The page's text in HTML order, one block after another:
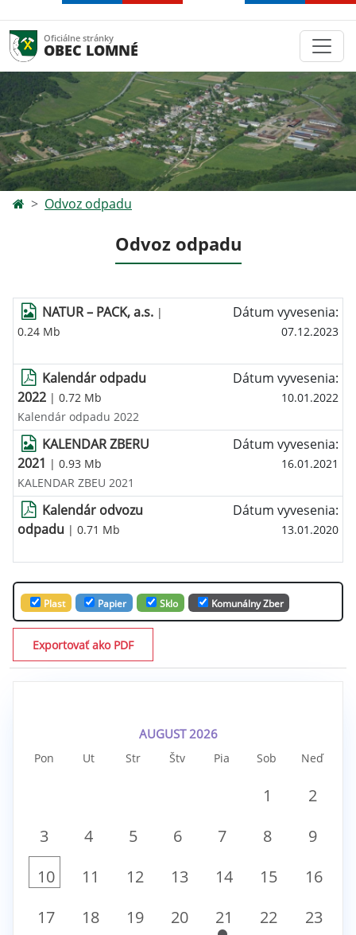
Oficiálne stránky
OBEC LOMNÉ
Odvoz odpadu
Odvoz odpadu
NATUR – PACK, a.s. |
0.24 Mb
Dátum vyvesenia:
07.12.2023
Kalendár odpadu
2022 | 0.72 Mb
Dátum vyvesenia:
10.01.2022
Kalendár odpadu 2022
KALENDAR ZBERU
2021 | 0.93 Mb
Dátum vyvesenia:
16.01.2021
KALENDAR ZBEU 2021
Kalendár odvozu
odpadu | 0.71 Mb
Dátum vyvesenia:
13.01.2020
Plast Papier Sklo Komunálny Zber
Exportovať ako PDF
AUGUST 2026
Pon Ut Str Štv Pia Sob Neď
1
2
3
4 5 6 7 8
9
10
11 12 13 14 15
16
17
18 19 20 21 22
23